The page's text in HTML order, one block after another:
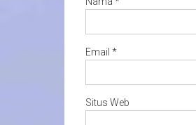
Email *
Situs Web